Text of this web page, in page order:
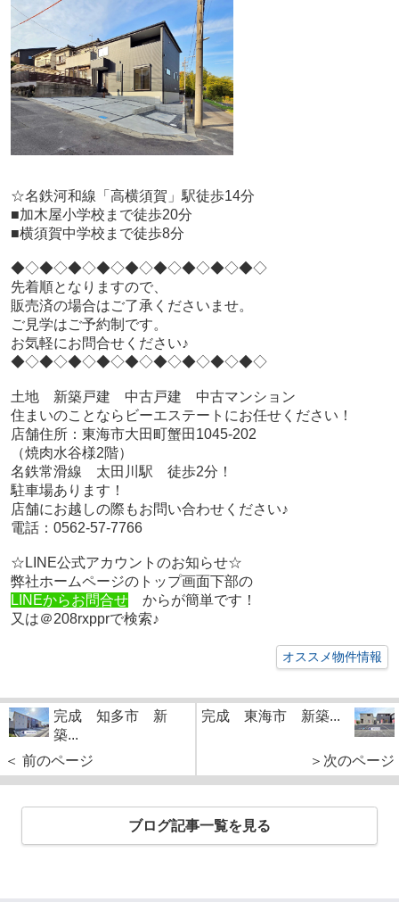
☆名鉄河和線「高横須賀」駅徒歩14分
■加木屋小学校まで徒歩20分
■横須賀中学校まで徒歩8分
◆◇◆◇◆◇◆◇◆◇◆◇◆◇◆◇◆◇
先着順となりますので、
販売済の場合はご了承くださいませ。
ご見学はご予約制です。
お気軽にお問合せください♪
◆◇◆◇◆◇◆◇◆◇◆◇◆◇◆◇◆◇
土地 新築戸建 中古戸建 中古マンション
住まいのことならビーエステートにお任せください！
店舗住所：東海市大田町蟹田1045-202
（焼肉水谷様2階）
名鉄常滑線 太田川駅 徒歩2分！
駐車場あります！
店舗にお越しの際もお問い合わせください♪
電話：0562-57-7766
☆LINE公式アカウントのお知らせ☆
弊社ホームページのトップ画面下部の
LINEからお問合せからが簡単です！
又は＠208rxpprで検索♪
オススメ物件情報
完成 知多市 新
築...
＜ 前のページ
完成 東海市 新築...
＞次のページ
ブログ記事一覧を見る